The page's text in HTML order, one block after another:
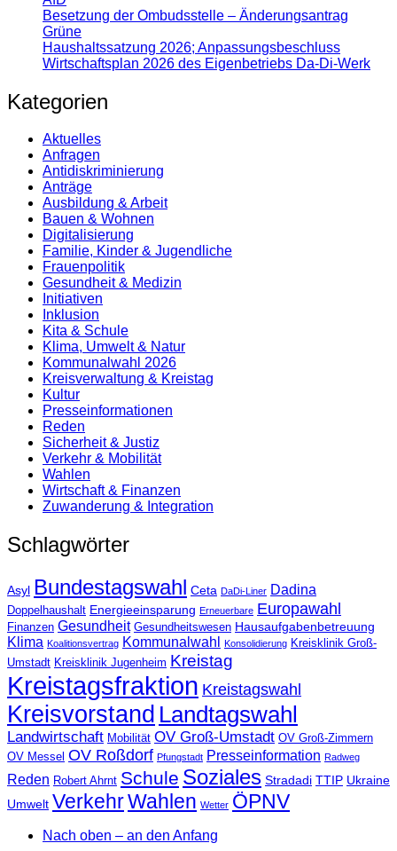
Besetzung der Ombudsstelle – Änderungsantrag
Grüne
Haushaltssatzung 2026; Anpassungsbeschluss
Wirtschaftsplan 2026 des Eigenbetriebs Da-Di-Werk
Kategorien
Aktuelles
Anfragen
Antidiskrimi­nierung
Anträge
Ausbildung & Arbeit
Bauen & Wohnen
Digitalisierung
Familie, Kinder & Jugendliche
Frauenpolitik
Gesundheit & Medizin
Initiativen
Inklusion
Kita & Schule
Klima, Umwelt & Natur
Kommunalwahl 2026
Kreisverwaltung & Kreistag
Kultur
Presse­informationen
Reden
Sicherheit & Justiz
Verkehr & Mobilität
Wahlen
Wirtschaft & Finanzen
Zuwanderung & Integration
Schlagwörter
Asyl Bundestagswahl Ceta DaDi-Liner Dadina
Doppelhaushalt Energieeinsparung Erneuerbare Europawahl
Finanzen Gesundheit Gesundheitswesen Hausaufgabenbetreuung
Klima Koalitionsvertrag Kommunalwahl Konsolidierung Kreisklinik Groß-
Umstadt Kreisklinik Jugenheim Kreistag
Kreistagsfraktion Kreistagswahl
Kreisvorstand Landtagswahl
Landwirtschaft Mobilität OV Groß-Umstadt OV Groß-Zimmern
OV Messel OV Roßdorf Pfungstadt Presseinformation Radweg
Reden Robert Ahrnt Schule Soziales Stradadi TTIP Ukraine
Umwelt VerkehrWahlen Wetter ÖPNV
Nach oben – an den Anfang